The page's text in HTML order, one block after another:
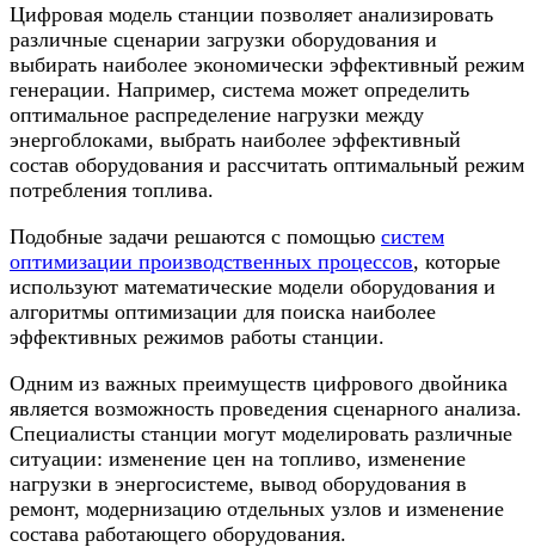
Цифровая модель станции позволяет анализировать
различные сценарии загрузки оборудования и
выбирать наиболее экономически эффективный режим
генерации. Например, система может определить
оптимальное распределение нагрузки между
энергоблоками, выбрать наиболее эффективный
состав оборудования и рассчитать оптимальный режим
потребления топлива.
Подобные задачи решаются с помощью систем
оптимизации производственных процессов, которые
используют математические модели оборудования и
алгоритмы оптимизации для поиска наиболее
эффективных режимов работы станции.
Одним из важных преимуществ цифрового двойника
является возможность проведения сценарного анализа.
Специалисты станции могут моделировать различные
ситуации: изменение цен на топливо, изменение
нагрузки в энергосистеме, вывод оборудования в
ремонт, модернизацию отдельных узлов и изменение
состава работающего оборудования.